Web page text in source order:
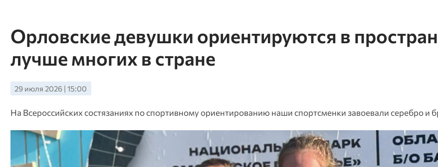
Орловские девушки ориентируются в
лучше многих в стране
29 июля 2026 | 15:00
На Всероссийских состязаниях по спортивному ориентированию наши спортсменки завоевали серебро и